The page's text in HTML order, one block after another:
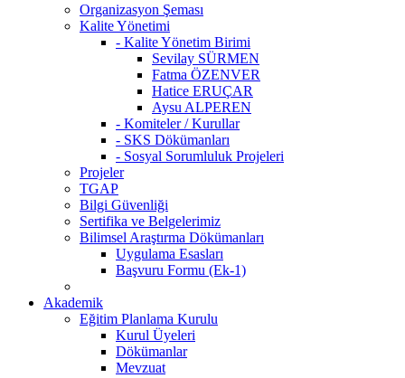
Organizasyon Şeması
Kalite Yönetimi
- Kalite Yönetim Birimi
Sevilay SÜRMEN
Fatma ÖZENVER
Hatice ERUÇAR
Aysu ALPEREN
- Komiteler / Kurullar
- SKS Dökümanları
- Sosyal Sorumluluk Projeleri
Projeler
TGAP
Bilgi Güvenliği
Sertifika ve Belgelerimiz
Bilimsel Araştırma Dökümanları
Uygulama Esasları
Başvuru Formu (Ek-1)
Akademik
Eğitim Planlama Kurulu
Kurul Üyeleri
Dökümanlar
Mevzuat